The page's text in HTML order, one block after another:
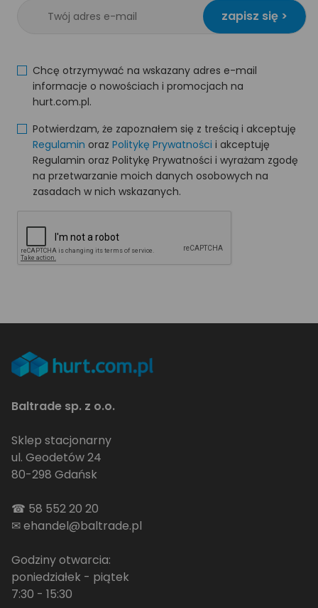
zapisz się >
Chcę otrzymywać na wskazany adres e-mail
informacje o nowościach i promocjach na
hurt.com.pl.
Potwierdzam, że zapoznałem się z treścią i akceptuję
Regulamin oraz Politykę Prywatności i akceptuję
Regulamin oraz Politykę Prywatności i wyrażam zgodę
na przetwarzanie moich danych osobowych na
zasadach w nich wskazanych.
Baltrade sp. z o.o.
Sklep stacjonarny
ul. Geodetów 24
80-298 Gdańsk
☎ 58 552 20 20
✉ehandel@baltrade.pl
Godziny otwarcia:
poniedziałek - piątek
7:30 - 15:30